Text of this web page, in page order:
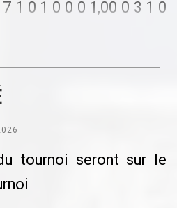
tournoi seront sur le